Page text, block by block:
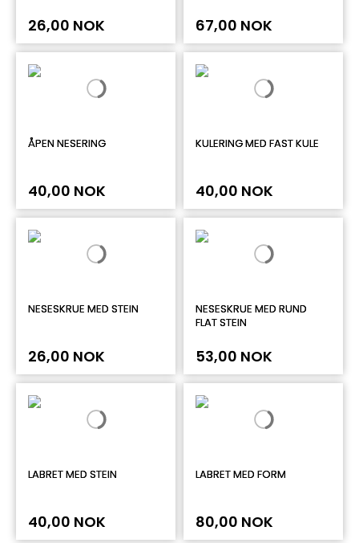
26,00 NOK 67,00 NOK
ÅPEN NESERING
40,00 NOK
KULERING MED FAST KULE
40,00 NOK
NESESKRUE MED STEIN
26,00 NOK
NESESKRUE MED RUND
FLAT STEIN
53,00 NOK
LABRET MED STEIN
40,00 NOK
LABRET MED FORM
80,00 NOK